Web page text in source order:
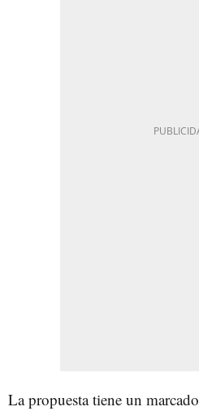
La propuesta tiene un marcado